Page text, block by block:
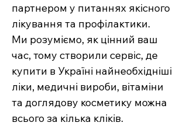
партнером у питаннях якісного
лікування та профілактики.
Ми розуміємо, як цінний ваш
час, тому створили сервіс, де
купити в Україні найнеобхідніші
ліки, медичні вироби, вітаміни
та доглядову косметику можна
всього за кілька кліків.